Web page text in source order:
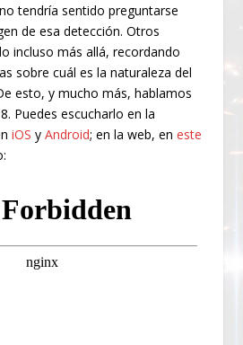
tendría sentido preguntarse
de esa detección. Otros
incluso más allá, recordando
sobre cuál es la naturaleza del
esto, y mucho más, hablamos
Puedes escucharlo en la
iOS yAndroid; en la web, eneste